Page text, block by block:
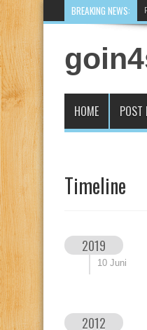
BREAKING NEWS:
HOME POST
Timeline
2019
10 Juni
2012